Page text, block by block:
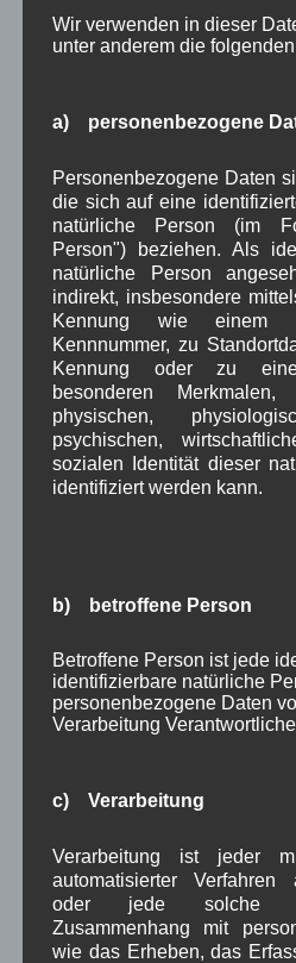
,
Verwaltung Video
Bauernregel im August
Im August der Morgenregen, wird
Neueste Kommentare
WBEbeiÜber uns
Josef Otler, Verein fürr Geschichte
Beitragsarchiv
August 2026(2)
Juli 2026(9)
Juni 2026(4)
März 2026
(9)
Februar 2026(6)
Dezember 2025(14)
November 2025(5)
Oktober 2025(8)
September 2025(5)
Wir verwenden in dieser
unter anderem die
a) personenbezogene
Personenbezogene Daten
die sich auf eine
natürliche Person (im
Person") beziehen. Als
natürliche Person
indirekt, insbesondere
Kennung wie einem
Kennnummer, zu
Kennung oder zu
besonderen
physischen,
psychischen,
sozialen Identität dieser
identifiziert werden kann.
b) betroffene Person
Betroffene Person ist jede
identifizierbare natürliche
personenbezogene Daten
Verarbeitung
c) Verarbeitung
Verarbeitung ist jeder
automatisierter Verfahren
oder jede solche
Zusammenhang mit
wie das Erheben, das